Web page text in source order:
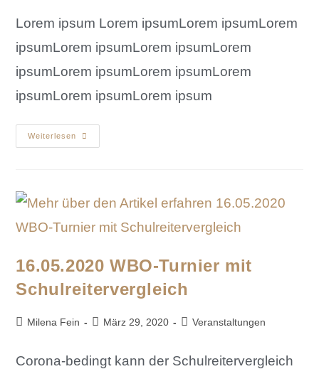
Lorem ipsum Lorem ipsumLorem ipsumLorem
ipsumLorem ipsumLorem ipsumLorem
ipsumLorem ipsumLorem ipsumLorem
ipsumLorem ipsumLorem ipsum
Weiterlesen
16.05.2020 WBO-Turnier mit
Schulreitervergleich
Milena Fein März 29, 2020 Veranstaltungen
Corona-bedingt kann der Schulreitervergleich